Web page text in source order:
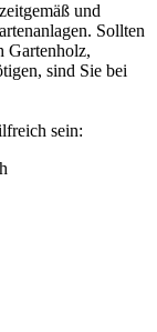
und
Sollten
Gartenholz,
sind Sie bei
sein: